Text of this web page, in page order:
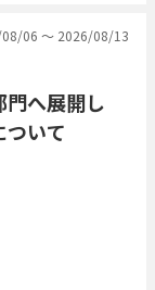
06 〜 2026/08/13
へ展開し
いて